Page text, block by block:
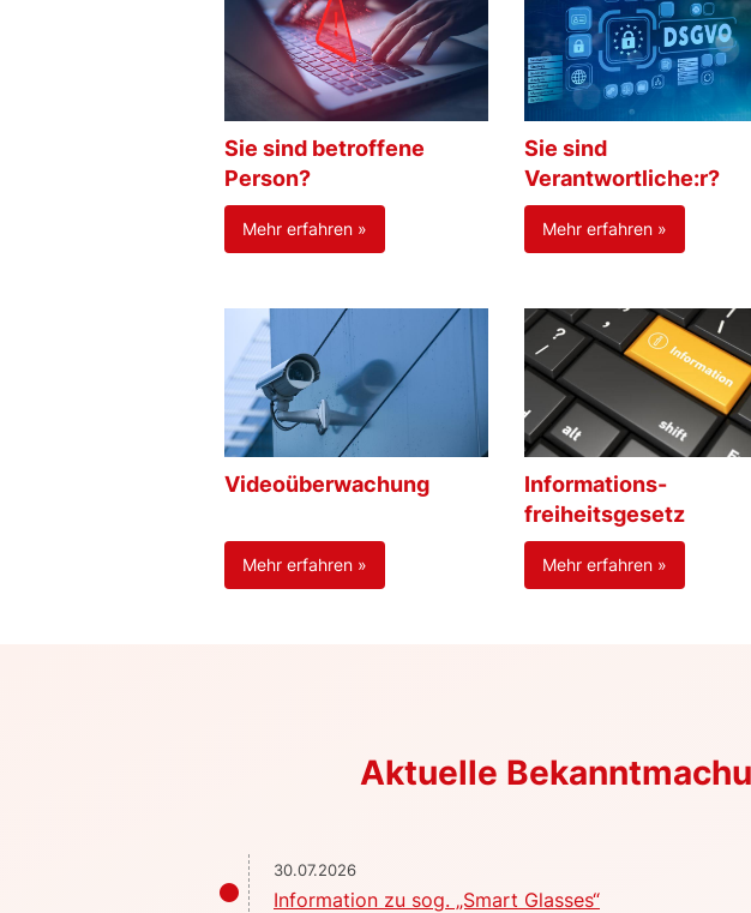
Sie sind betroffene
Person?
Mehr erfahren »
Sie sind
Verantwortliche:r?
Mehr erfahren »
Videoüberwachung
Mehr erfahren »
Informations-
freiheitsgesetz
Mehr erfahren »
Aktuelle
30.07.2026
Information zu sog. „Smart Glasses“